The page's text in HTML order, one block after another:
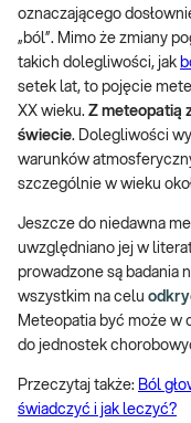
oznaczającego
„ból”. Mimo że zmiany
takich dolegliwości, jak
setek lat, to pojęcie
XX wieku. Z meteopatią
świecie. Dolegliwości
warunków
szczególnie w wieku
Jeszcze do niedawna
uwzględniano jej w
prowadzone są badania
wszystkim na celu
Meteopatia być może w
do jednostek
Przeczytaj także: Ból
świadczyć i jak leczyć?